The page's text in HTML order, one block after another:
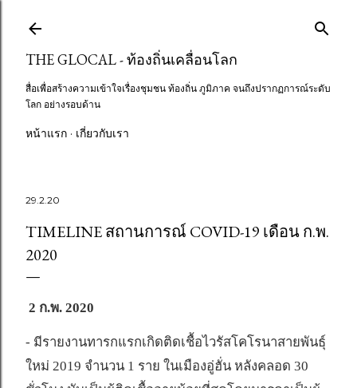
THE GLOCAL - ท้องถิ่นเคลื่อนโลก
สื่อเพื่อสร้างความเข้าใจเรื่องชุมชน ท้องถิ่น ภูมิภาค จนถึงปรากฏการณ์ระดับ
โลก อย่างรอบด้าน
หน้าแรก เกี่ยวกับเรา
29.2.20
TIMELINE สถานการณ์ COVID-19 เดือน ก.พ.
2020
2 ก.พ. 2020
- มีรายงานทารกแรกเกิดติดเชื้อไวรัสโคโรนาสายพันธุ์
ใหม่ 2019 จำนวน 1 ราย ในเมืองอู่ฮั่น หลังคลอด 30